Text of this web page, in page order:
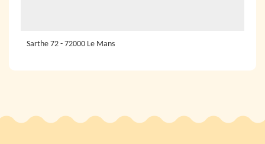
Sarthe 72 - 72000 Le Mans